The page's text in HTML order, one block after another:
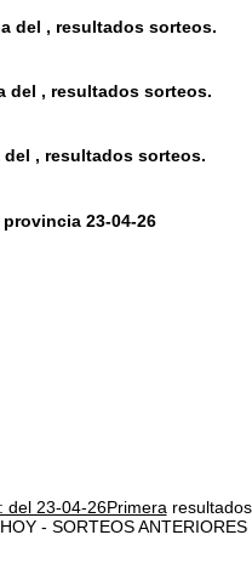
del , resultados sorteos.
del , resultados sorteos.
, resultados sorteos.
23-04-26
del 23-04-26Primera resultados
- SORTEOS ANTERIORES